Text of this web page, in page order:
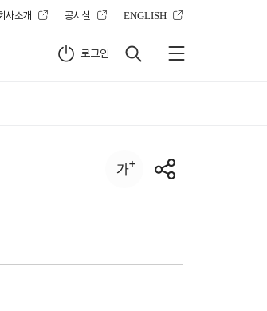
사소개 공시실 ENGLISH
로그인